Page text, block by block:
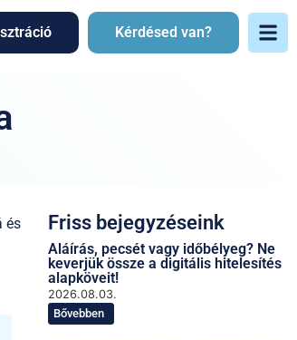
Kérdésed van?
és
Friss bejegyzéseink
Aláírás, pecsét vagy időbélyeg? Ne
keverjük össze a digitális hitelesítés
alapköveit!
2026.08.03.
Bővebben